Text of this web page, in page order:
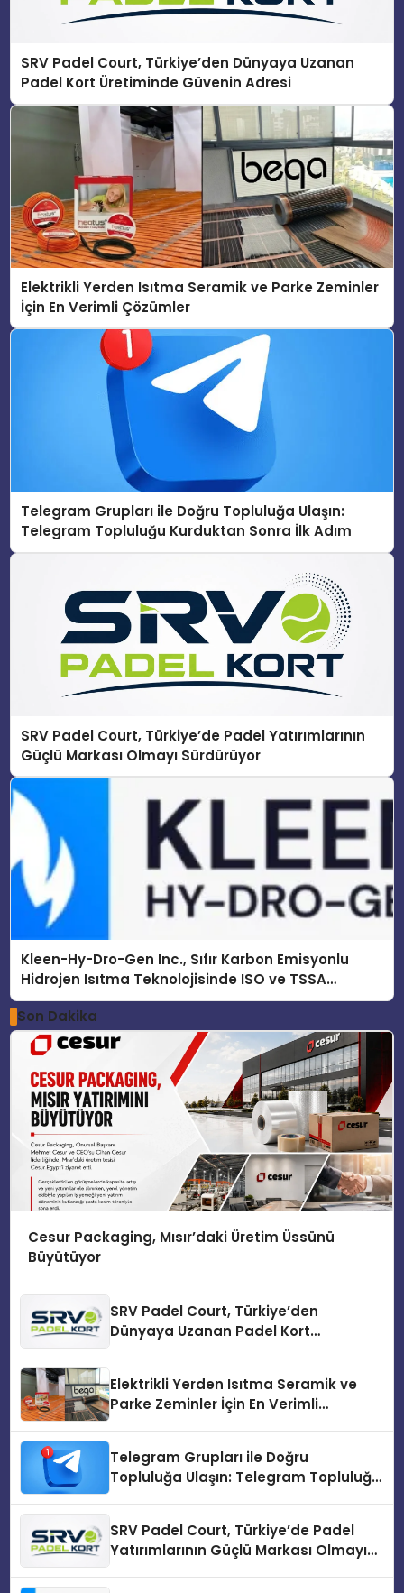
SRV Padel Court, Türkiye’den Dünyaya Uzanan
Padel Kort Üretiminde Güvenin Adresi
Elektrikli Yerden Isıtma Seramik ve Parke Zeminler
İçin En Verimli Çözümler
Telegram Grupları ile Doğru Topluluğa Ulaşın:
Telegram Topluluğu Kurduktan Sonra İlk Adım
SRV Padel Court, Türkiye’de Padel Yatırımlarının
Güçlü Markası Olmayı Sürdürüyor
Kleen-Hy-Dro-Gen Inc., Sıfır Karbon Emisyonlu
Hidrojen Isıtma Teknolojisinde ISO ve TSSA
Düzenleyici Onaylarını Aldı
Son Dakika
Cesur Packaging, Mısır’daki Üretim Üssünü
Büyütüyor
SRV Padel Court, Türkiye’den
Dünyaya Uzanan Padel Kort
Elektrikli Yerden Isıtma Seramik ve
Parke Zeminler İçin En Verimli
Telegram Grupları ile Doğru
Topluluğa Ulaşın: Telegram Topluluğu
SRV Padel Court, Türkiye’de Padel
Yatırımlarının Güçlü Markası Olmayı